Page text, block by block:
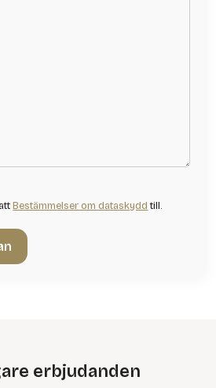
Bestämmelser om dataskyddtill.
erbjudanden